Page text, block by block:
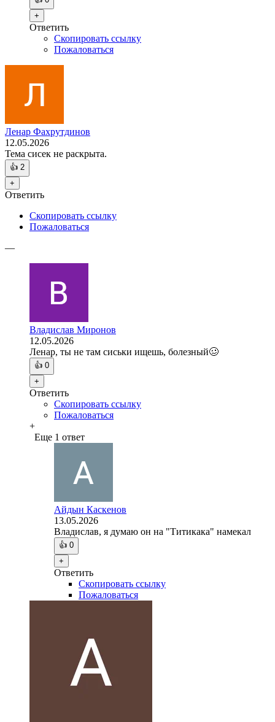
+
Ответить
Скопировать ссылку
Пожаловаться
Ленар Фахрутдинов
12.05.2026
Тема сисек не раскрыта.
👍 2
+
Ответить
Скопировать ссылку
Пожаловаться
—
Владислав Миронов
12.05.2026
Ленар, ты не там сиськи ищешь, болезный🥴
👍 0
+
Ответить
Скопировать ссылку
Пожаловаться
+
Еще 1 ответ
Айдын Каскенов
13.05.2026
Владислав, я думаю он на "Титикака" намекал
👍 0
+
Ответить
Скопировать ссылку
Пожаловаться